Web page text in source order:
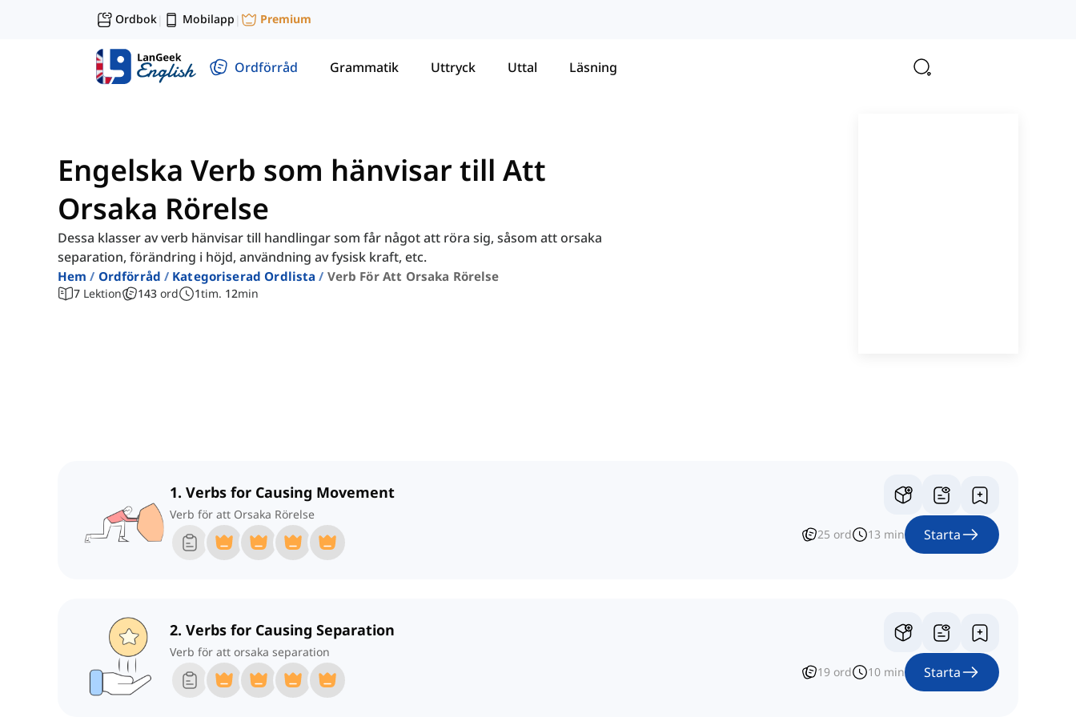
Ordbok| Mobilapp | Premium
Ordförråd Grammatik Uttryck Uttal Läsning
Engelska Verb som hänvisar till Att
Orsaka Rörelse
Dessa klasser av verb hänvisar till handlingar som får något att röra sig, såsom att orsaka
separation, förändring i höjd, användning av fysisk kraft, etc.
Hem Ordförråd Kategoriserad Ordlista Verb För Att Orsaka Rörelse
7 Lektion 143 ord 1tim. 12min
1. Verbs for Causing Movement
Verb för att Orsaka Rörelse
25 ord 13 min Starta
2. Verbs for Causing Separation
Verb för att orsaka separation
19 ord 10 min Starta